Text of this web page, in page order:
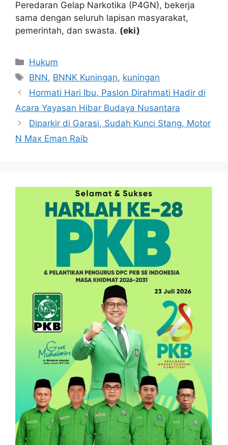
Peredaran Gelap Narkotika (P4GN), bekerja
sama dengan seluruh lapisan masyarakat,
pemerintah, dan swasta. (eki)
Kategori
Hukum
Tag
BNN, BNNK Kuningan, kuningan
Hormati Hari Ibu, Paslon Dirahmati Hadir di
Acara Yayasan Hibar Budaya Nusantara
Diparkir di Garasi, Sudah Kunci Stang, Motor
N Max Eman Raib